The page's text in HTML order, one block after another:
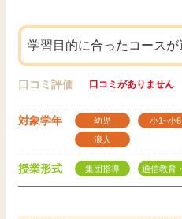
学習目的に合ったコース
口コミ評価 口コミがありません
対象学年 幼児 小1~小6
浪人
授業形式 集団指導 通信教育